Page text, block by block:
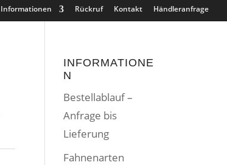
Informationen Rückruf Kontakt Händleranfrage
INFORMATIONE
N
Bestellablauf –
Anfrage bis
Lieferung
Fahnenarten